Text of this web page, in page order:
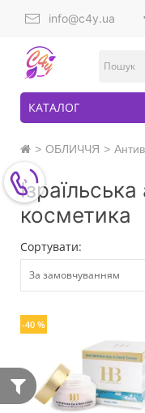
info@c4y.ua
КАТАЛОГ
ОБЛИЧЧЯ
косметика
Сортувати:
-40 %